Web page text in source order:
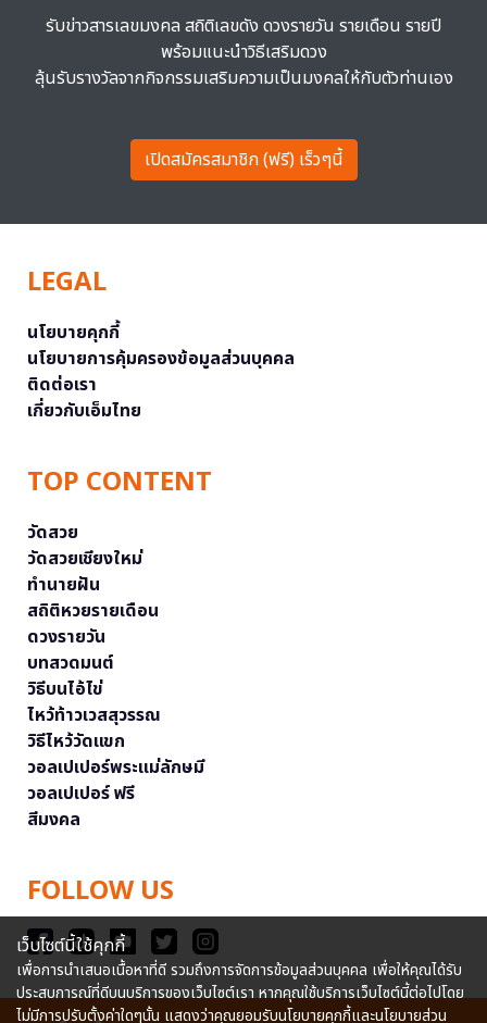
รับข่าวสารเลขมงคล สถิติเลขดัง ดวงรายวัน รายเดือน รายปี
พร้อมแนะนำวิธีเสริมดวง
ลุ้นรับรางวัลจากกิจกรรมเสริมความเป็นมงคลให้กับตัวท่านเอง
เปิดสมัครสมาชิก (ฟรี) เร็วๆนี้
LEGAL
นโยบายคุกกี้
นโยบายการคุ้มครองข้อมูลส่วนบุคคล
ติดต่อเรา
เกี่ยวกับเอ็มไทย
TOP CONTENT
วัดสวย
วัดสวยเชียงใหม่
ทำนายฝัน
สถิติหวยรายเดือน
ดวงรายวัน
บทสวดมนต์
วิธีบนไอ้ไข่
ไหว้ท้าวเวสสุวรรณ
วิธีไหว้วัดแขก
วอลเปเปอร์พระแม่ลักษมี
วอลเปเปอร์ ฟรี
สีมงคล
FOLLOW US
เว็บไซต์นี้ใช้คุกกี้
เพื่อการนำเสนอเนื้อหาที่ดี รวมถึงการจัดการข้อมูลส่วนบุคคล เพื่อให้คุณได้รับ
ประสบการณ์ที่ดีบนบริการของเว็บไซต์เรา หากคุณใช้บริการเว็บไซต์นี้ต่อไปโดย
ไม่มีการปรับตั้งค่าใดๆนั้น แสดงว่าคุณยอมรับนโยบายคุกกี้และนโยบายส่วน